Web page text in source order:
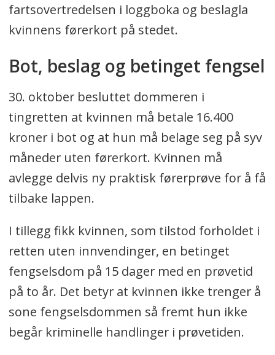
fartsovertredelsen i loggboka og beslagla
kvinnens førerkort på stedet.
Bot, beslag og betinget fengsel
30. oktober besluttet dommeren i
tingretten at kvinnen må betale 16.400
kroner i bot og at hun må belage seg på syv
måneder uten førerkort. Kvinnen må
avlegge delvis ny praktisk førerprøve for å få
tilbake lappen.
I tillegg fikk kvinnen, som tilstod forholdet i
retten uten innvendinger, en betinget
fengselsdom på 15 dager med en prøvetid
på to år. Det betyr at kvinnen ikke trenger å
sone fengselsdommen så fremt hun ikke
begår kriminelle handlinger i prøvetiden.